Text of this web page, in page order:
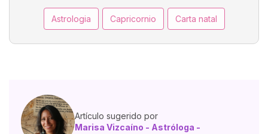
Astrologia Capricornio Carta natal
Artículo sugerido por
Marisa Vizcaíno - Astróloga -